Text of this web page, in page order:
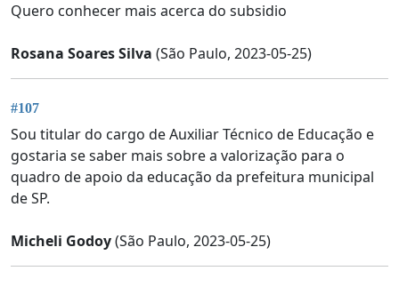
Quero conhecer mais acerca do subsidio
Rosana Soares Silva (São Paulo, 2023-05-25)
#107
Sou titular do cargo de Auxiliar Técnico de Educação e
gostaria se saber mais sobre a valorização para o
quadro de apoio da educação da prefeitura municipal
de SP.
Micheli Godoy(São Paulo, 2023-05-25)